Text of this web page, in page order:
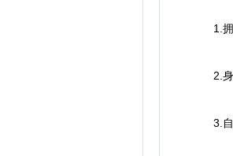
1.拥护
2.身心
3.自